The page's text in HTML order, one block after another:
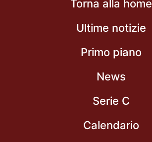
Torna alla home
Ultime notizie
Primo piano
News
Serie C
Calendario